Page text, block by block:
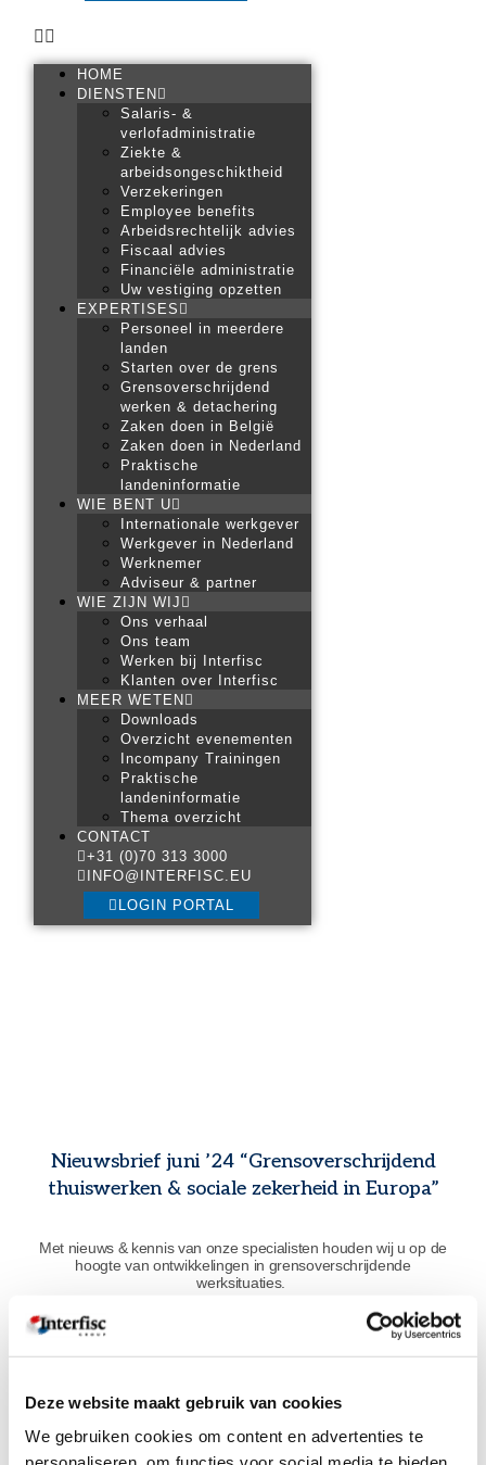
Deze website maakt gebruik van cookies
We gebruiken cookies om content en advertenties te
HOME
DIENSTEN
Salaris- &
verlofadministratie
Ziekte &
arbeidsongeschiktheid
Verzekeringen
Employee benefits
Arbeidsrechtelijk advies
Fiscaal advies
Financiële administratie
Uw vestiging opzetten
EXPERTISES
Personeel in meerdere
landen
Starten over de grens
Grensoverschrijdend
werken & detachering
Zaken doen in België
Zaken doen in Nederland
Praktische
landeninformatie
WIE BENT U
Internationale werkgever
Werkgever in Nederland
Werknemer
Adviseur & partner
WIE ZIJN WIJ
Ons verhaal
Ons team
Werken bij Interfisc
Klanten over Interfisc
MEER WETEN
Downloads
Overzicht evenementen
Incompany Trainingen
Praktische
landeninformatie
Thema overzicht
CONTACT
+31 (0)70 313 3000
INFO@INTERFISC.EU
LOGIN PORTAL
Nieuwsbrief juni ’24 “Grensoverschrijdend
thuiswerken & sociale zekerheid in Europa”
Met nieuws & kennis van onze specialisten houden wij u op de
hoogte van ontwikkelingen in grensoverschrijdende
werksituaties.
IN DEZE EDITIE:
wereld van grensoverschrijdend werken en sociale zekerheid in
Europa, met specifiek de formaliteiten rondom thuiswerken in het